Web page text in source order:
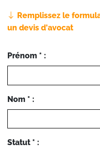
Remplissez le
un devis d'avocat
Prénom * :
Nom * :
Statut * :